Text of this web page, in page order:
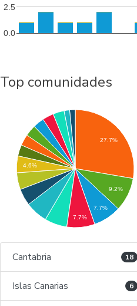
0.0
2.5
Top comunidades
27.7%
9.2%
7.7%
4.6%
7.7%
Cantabria 18
Islas Canarias 6